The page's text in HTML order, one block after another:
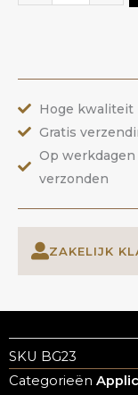
ANOLE
aantal
Hoge kwaliteit
Gratis
Op werkdagen
verzonden
ZAKELIJK
SKU BG23
Categorieën